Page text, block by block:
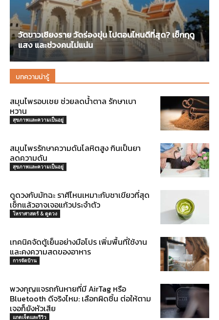
วัดขาวเชียงราย วัดร่องขุ่น ไปตอนไหนดีที่สุด? เช็กฤดู
แสง และช่วงคนไม่แน่น
บทความน่ารู้
สมุนไพรอบเชย ช่วยลดน้ำตาล รักษาเบา
หวาน
สุขภาพและความเป็นอยู่
สมุนไพรรักษาความดันโลหิตสูง กินเป็นยา
ลดความดัน
สุขภาพและความเป็นอยู่
ดูดวงกับมัทฉะ ราศีไหนเหมาะกับชาเขียวที่สุด
เช็กแล้วอาจเจอแก้วประจำตัว
โหราศาสตร์ & ดูดวง
เทคนิคจัดตู้เย็นอย่างมือโปร เพิ่มพื้นที่ใช้งาน
และคงความสดของอาหาร
การจัดบ้าน
พวงกุญแจรถกันหายที่มี AirTag หรือ
Bluetooth ดีจริงไหม: เลือกผิดชิ้น ต่อให้ตาม
เจอก็ยังหัวเสีย
แกดเจ็ตและรีวิว